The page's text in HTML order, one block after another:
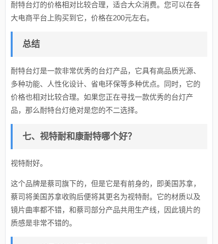
耐特台灯的价格相对比较合理，适合大众消费。您可以在各
大电商平台上购买到它，价格在200元左右。
总结
耐特台灯是一款非常优秀的台灯产品，它具有高品质光源、
多种功能、人性化设计、省电环保等多种优点。同时，它的
价格也相对比较合理。如果您正在寻找一款优秀的台灯产
品，那么耐特台灯绝对是您的不二选择。
七、视特耐和康耐特哪个好？
视特耐好。
这个品牌是蔡司旗下的，但是它是有前身的，即美国苏拿，
蔡司将美国苏拿收购后便将其更名为视特耐。它的材质以及
镜片曲率都不错，和蔡司部分产品共用生产线，因此镜片的
质感是非常不错的。